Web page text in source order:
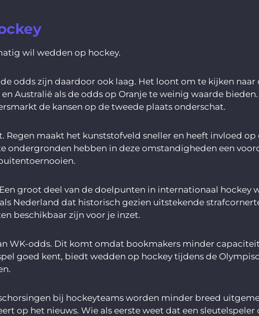
wil wedden op hockey.
odds zijn daardoor ook laag. Het loont om te kijken naar
Australië als de odds op Oranje te weinig waarde
de kansen op de tweede plaats onderschat.
maakt het kunststofveld sneller en heeft invloed op
ondergronden hebben in deze omstandigheden een
groot deel van de doelpunten in internationaal hockey
Nederland dat historisch gezien uitstekende
beschikbaar zijn voor je inzet.
WK-odds. Dit komt omdat bookmakers minder
goed kent, biedt wedden op hockey tijdens de
bij hockeyteams worden minder breed
op het nieuws. Wie als eerste weet dat een